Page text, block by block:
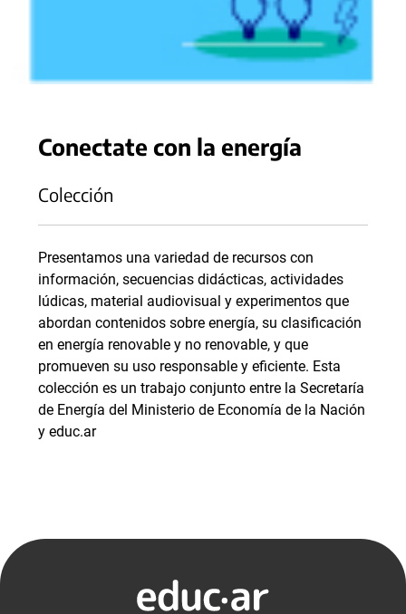
Conectate con la energía
Colección
Presentamos una variedad de recursos con
información, secuencias didácticas, actividades
lúdicas, material audiovisual y experimentos que
abordan contenidos sobre energía, su clasificación
en energía renovable y no renovable, y que
promueven su uso responsable y eficiente. Esta
colección es un trabajo conjunto entre la Secretaría
de Energía del Ministerio de Economía de la Nación
y educ.ar